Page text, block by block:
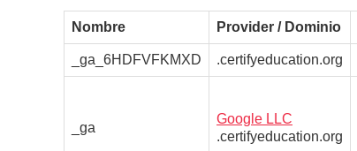
Nombre Provider / Dominio
_ga_6HDFVFKMXD .certifyeducation.org
_ga
Google LLC
.certifyeducation.org